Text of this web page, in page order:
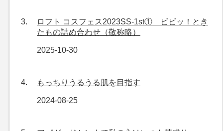
ロフト コスフェス2023SS-1st① ビビッ！とき
たもの詰め合わせ（敬称略）
2025-10-30
もっちりうるうる肌を目指す
2024-08-25